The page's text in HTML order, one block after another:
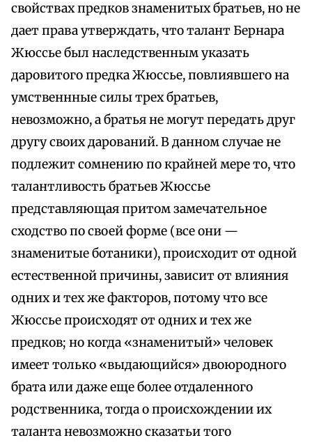
свойствах предков знаменитых братьев, но не
дает права утверждать, что талант Бернара
Жюссье был наследственным указать
даровитого предка Жюссье, повлиявшего на
умственнные силы трех братьев,
невозможно, а братья не могут передать друг
другу своих дарований. В данном случае не
подлежит сомнению по крайней мере то, что
талантливость братьев Жюссье
представляющая притом замечательное
сходство по своей форме (все они —
знаменитые ботаники), происходит от одной
естественной причины, зависит от влияния
одних и тех же факторов, потому что все
Жюссье происходят от одних и тех же
предков; но когда «знаменитый» человек
имеет только «выдающийся» двоюродного
брата или даже еще более отдаленного
родственника, тогда о происхождении их
таланта невозможно сказатьи того